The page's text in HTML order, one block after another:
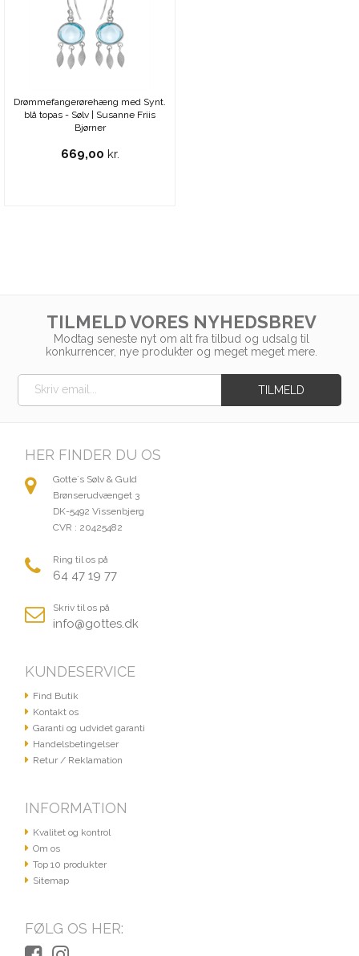
Drømmefangerørehæng med Synt.
blå topas - Sølv | Susanne Friis
Bjørner
669,00 kr.
TILMELD VORES NYHEDSBREV
Modtag seneste nyt om alt fra tilbud og udsalg til
konkurrencer, nye produkter og meget meget mere.
HER FINDER DU OS
Gotte´s Sølv & Guld
Brønserudvænget 3
DK-5492 Vissenbjerg
CVR : 20425482
Ring til os på
64 47 19 77
Skriv til os på
info@gottes.dk
KUNDESERVICE
Find Butik
Kontakt os
Garanti og udvidet garanti
Handelsbetingelser
Retur / Reklamation
INFORMATION
Kvalitet og kontrol
Om os
Top 10 produkter
Sitemap
FØLG OS HER: